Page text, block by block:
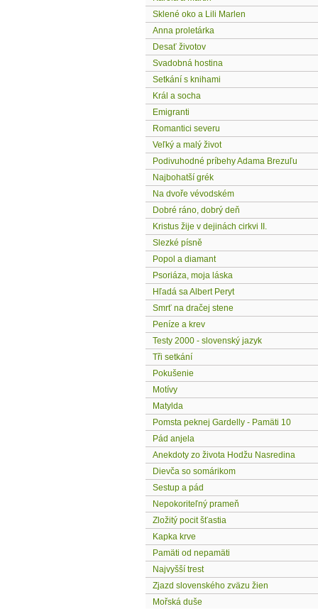
Sklené oko a Lili Marlen
Anna proletárka
Desať životov
Svadobná hostina
Setkání s knihami
Král a socha
Emigranti
Romantici severu
Veľký a malý život
Podivuhodné príbehy Adama Brezuľu
Najbohatší grék
Na dvoře vévodském
Dobré ráno, dobrý deň
Kristus žije v dejinách cirkvi II.
Slezké písně
Popol a diamant
Psoriáza, moja láska
Hľadá sa Albert Peryt
Smrť na dračej stene
Peníze a krev
Testy 2000 - slovenský jazyk
Tři setkání
Pokušenie
Motívy
Matylda
Pomsta peknej Gardelly - Pamäti 10
Pád anjela
Anekdoty zo života Hodžu Nasredina
Dievča so somárikom
Sestup a pád
Nepokoriteľný prameň
Zložitý pocit šťastia
Kapka krve
Pamäti od nepamäti
Najvyšší trest
Zjazd slovenského zväzu žien
Mořská duše